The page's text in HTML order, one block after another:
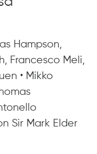
Hampson,
Francesco Meli,
• Mikko
Sir Mark Elder